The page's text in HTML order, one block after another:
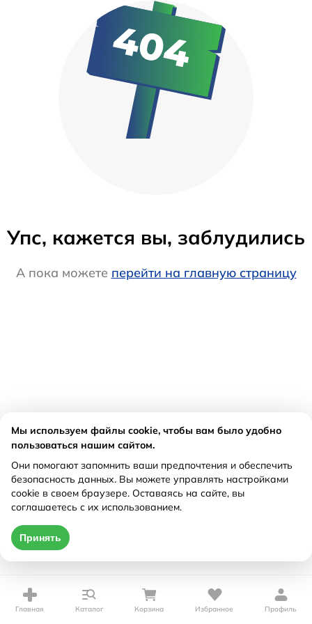
Упс, кажется вы, заблудились
А пока можете перейти на главную страницу
Главная Каталог Корзина Избранное Профиль
Мы используем файлы cookie, чтобы вам было удобно
пользоваться нашим сайтом.
Они помогают запомнить ваши предпочтения и обеспечить
безопасность данных. Вы можете управлять настройками
cookie в своем браузере. Оставаясь на сайте, вы
соглашаетесь с их использованием.
Принять